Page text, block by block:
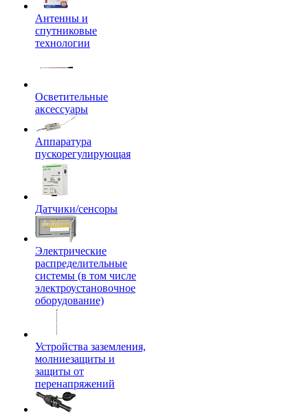
Антенны и
спутниковые
технологии
Осветительные
аксессуары
Аппаратура
пускорегулирующая
Датчики/сенсоры
Электрические
распределительные
системы (в том числе
электроустановочное
оборудование)
Устройства заземления,
молниезащиты и
защиты от
перенапряжений